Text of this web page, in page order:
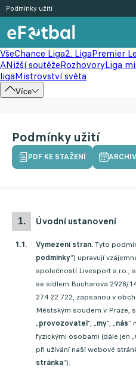
VšeChance Liga2. LigaPremier
ANižší soutěžeRozhovoryLiga
ligaMistrovství světa
Více
Podmínky užití
Podmínky užití
PDF KE STAŽENÍ ARCHIV
úvodní ustanovení
Vymezení stran.Tyto
podmínky“) upravují
společností Livesport s.r.o.,
se sídlem Bucharova 2928/
274 22 722, zapsanou v
Městským soudem v Praze,
„provozovatel“, „my“, „nás“
fyzickými osobami (dále jen „
při užívání naší webové
stránka“).